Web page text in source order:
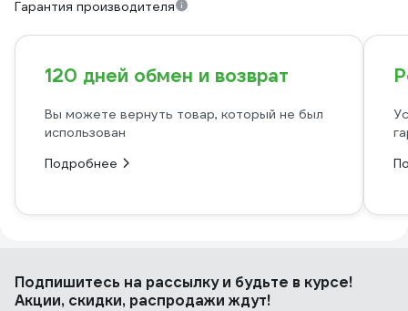
Гарантия производителя
120 дней обмен и возврат
Вы можете вернуть товар, который не был
использован
Подробнее
Подпишитесь на рассылкуи будьте в курсе!
Акции, скидки, распродажи ждут!